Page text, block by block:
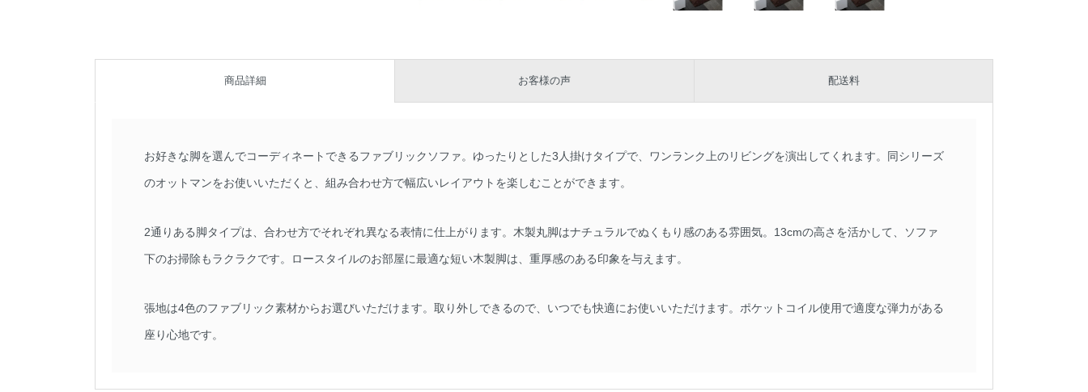
商品詳細 お客様の声 配送料
お好きな脚を選んでコーディネートできるファブリックソファ。ゆったりとした3人掛けタイプで、ワンランク上のリビングを演出してくれます。同シリーズ
のオットマンをお使いいただくと、組み合わせ方で幅広いレイアウトを楽しむことができます。
2通りある脚タイプは、合わせ方でそれぞれ異なる表情に仕上がります。木製丸脚はナチュラルでぬくもり感のある雰囲気。13cmの高さを活かして、ソファ
下のお掃除もラクラクです。ロースタイルのお部屋に最適な短い木製脚は、重厚感のある印象を与えます。
張地は4色のファブリック素材からお選びいただけます。取り外しできるので、いつでも快適にお使いいただけます。ポケットコイル使用で適度な弾力がある
座り心地です。